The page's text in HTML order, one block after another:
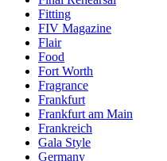
Fitting
FIV Magazine
Flair
Food
Fort Worth
Fragrance
Frankfurt
Frankfurt am Main
Frankreich
Gala Style
Germany